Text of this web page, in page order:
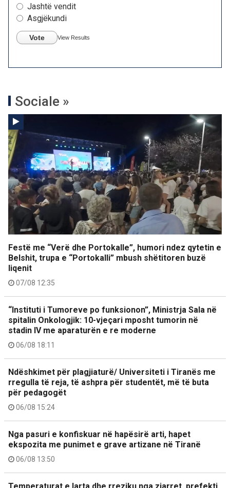
Jashtë vendit
Asgjëkundi
Vote View Results
Sociale »
Festë me “Verë dhe Portokalle”, humori ndez qytetin e
Belshit, trupa e “Portokalli” mbush shëtitoren buzë
liqenit
07/08 12:35
“Instituti i Tumoreve po funksionon”, Ministrja Sala në
spitalin Onkologjik: 10-vjeçari mposht tumorin në
stadin IV me aparaturën e re moderne
06/08 18:11
Ndëshkimet për plagjiaturë/ Universiteti i Tiranës me
rregulla të reja, të ashpra për studentët, më të buta
për pedagogët
06/08 15:24
Nga pasuri e konfiskuar në hapësirë arti, hapet
ekspozita me punimet e grave artizane në Tiranë
06/08 13:50